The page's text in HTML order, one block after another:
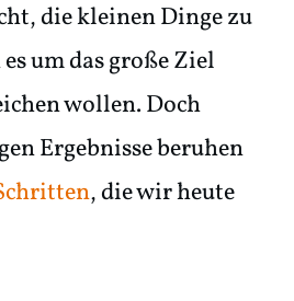
die kleinen Dinge zu
um das große Ziel
wollen. Doch
Ergebnisse beruhen
, die wir heute